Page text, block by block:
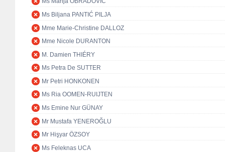
Ms Biljana PANTIĆ PILJA
Mme Marie-Christine DALLOZ
Mme Nicole DURANTON
M. Damien THIÉRY
Ms Petra De SUTTER
Mr Petri HONKONEN
Ms Ria OOMEN-RUIJTEN
Ms Emine Nur GÜNAY
Mr Mustafa YENEROĞLU
Mr Hişyar ÖZSOY
Ms Feleknas UCA